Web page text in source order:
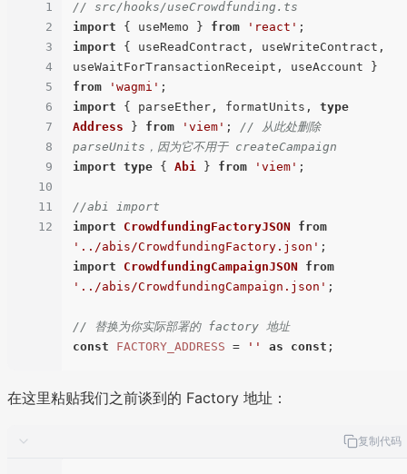
1
2
3
4
5
6
7
8
9
10
11
12
// src/hooks/useCrowdfunding.ts
import { useMemo } from 'react'
import { useReadContract, useWriteContract,
from
'wagmi'
import { parseEther, formatUnits, type
Address } from 'viem' ; // 从此处删除
parseUnits，因为它不用于 createCampaign
import type { Abi } from 'viem' ;
//abi import
import
CrowdfundingFactoryJSON
from
'../abis/CrowdfundingFactory.json'
import
CrowdfundingCampaignJSON
from
'../abis/CrowdfundingCampaign.json' ;
// 替换为你实际部署的 factory 地址
const
FACTORY_ADDRESS = '' as const
在这里粘贴我们之前谈到的 Factory 地址：
复制代码